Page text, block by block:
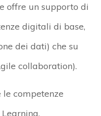
offre un supporto di
digitali di base,
dei dati) che su
collaboration).
competenze